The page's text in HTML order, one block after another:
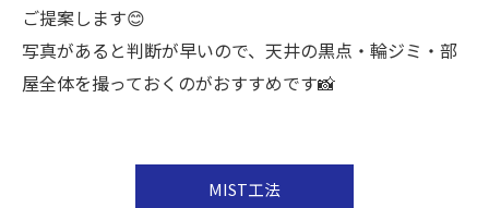
ご提案します😊
写真があると判断が早いので、天井の黒点・輪ジミ・部
屋全体を撮っておくのがおすすめです📸
MIST工法